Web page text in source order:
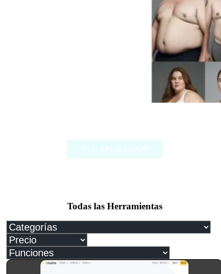
Todas las Herramientas